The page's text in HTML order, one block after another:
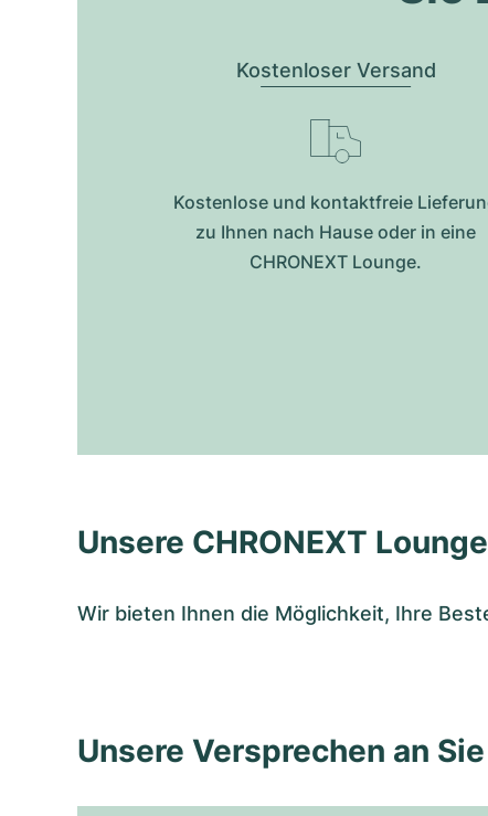
Kostenloser Versand
Kostenlose und kontaktfreie
zu Ihnen nach Hause oder in eine
CHRONEXT Lounge.
Unsere CHRONEXT
Wir bieten Ihnen die Möglichkeit, Ihre
Unsere Versprechen an Sie